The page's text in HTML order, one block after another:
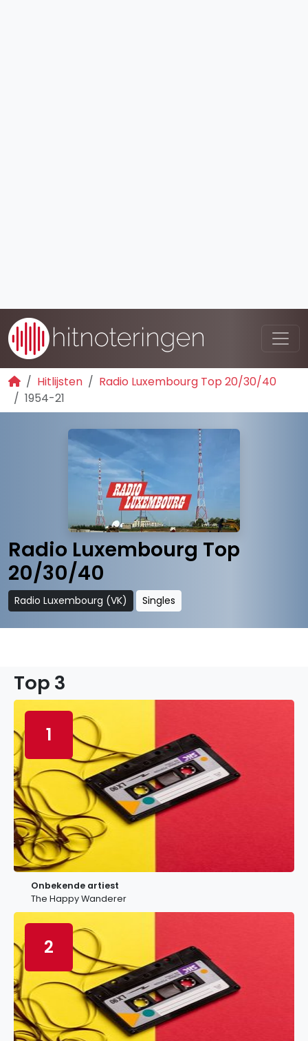
Hitlijsten
Radio Luxembourg Top 20/30/40
1954-21
Radio Luxembourg Top
20/30/40
Radio Luxembourg (VK) Singles
Top 3
1
Onbekende artiest
The Happy Wanderer
2